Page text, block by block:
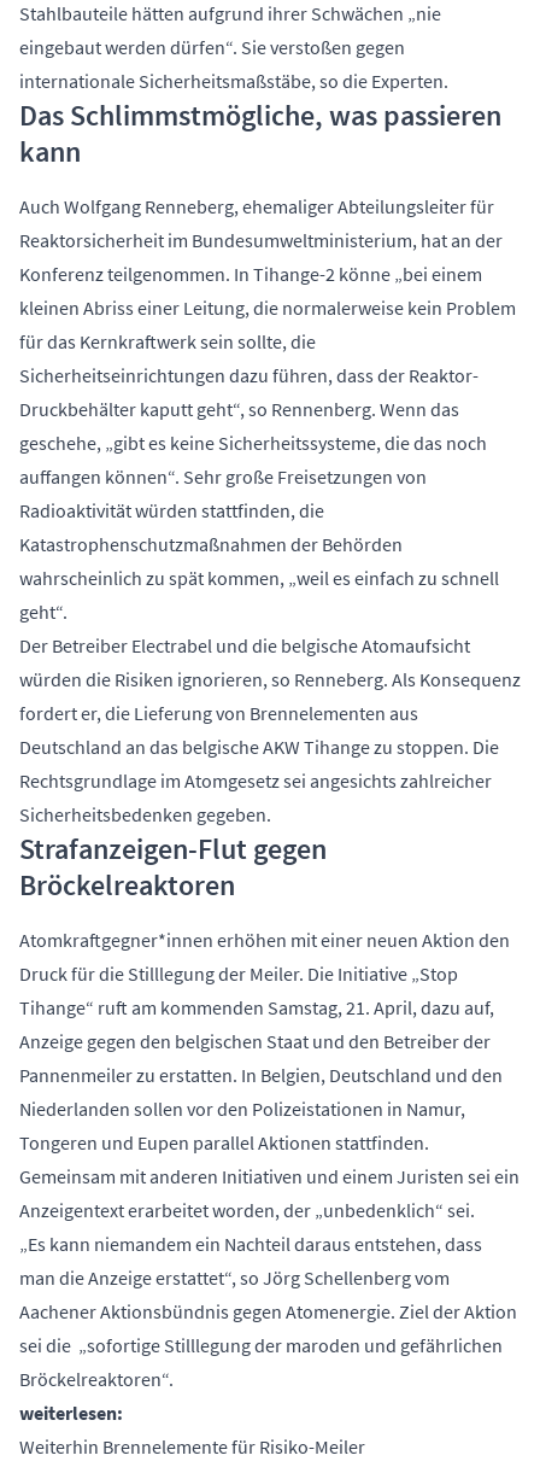
Stahlbauteile hätten aufgrund ihrer Schwächen „nie
eingebaut werden dürfen“. Sie verstoßen gegen
internationale Sicherheitsmaßstäbe, so die Experten.
Das Schlimmstmögliche, was passieren
kann
Auch Wolfgang Renneberg, ehemaliger Abteilungsleiter für
Reaktorsicherheit im Bundesumweltministerium, hat an der
Konferenz teilgenommen. In Tihange-2 könne „bei einem
kleinen Abriss einer Leitung, die normalerweise kein Problem
für das Kernkraftwerk sein sollte, die
Sicherheitseinrichtungen dazu führen, dass der Reaktor-
Druckbehälter kaputt geht“, so Rennenberg. Wenn das
geschehe, „gibt es keine Sicherheitssysteme, die das noch
auffangen können“. Sehr große Freisetzungen von
Radioaktivität würden stattfinden, die
Katastrophenschutzmaßnahmen der Behörden
wahrscheinlich zu spät kommen, „weil es einfach zu schnell
geht“.
Der Betreiber Electrabel und die belgische Atomaufsicht
würden die Risiken ignorieren, so Renneberg. Als Konsequenz
fordert er, die Lieferung von Brennelementen aus
Deutschland an das belgische AKW Tihange zu stoppen. Die
Rechtsgrundlage im Atomgesetz sei angesichts zahlreicher
Sicherheitsbedenken gegeben.
Strafanzeigen-Flut gegen
Bröckelreaktoren
Atomkraftgegner*innen erhöhen mit einer neuen Aktion den
Druck für die Stilllegung der Meiler. Die Initiative „Stop
Tihange“ ruft am kommenden Samstag, 21. April, dazu auf,
Anzeige gegen den belgischen Staat und den Betreiber der
Pannenmeiler zu erstatten. In Belgien, Deutschland und den
Niederlanden sollen vor den Polizeistationen in Namur,
Tongeren und Eupen parallel Aktionen stattfinden.
Gemeinsam mit anderen Initiativen und einem Juristen sei ein
Anzeigentext erarbeitet worden, der „unbedenklich“ sei.
„Es kann niemandem ein Nachteil daraus entstehen, dass
man die Anzeige erstattet“, so Jörg Schellenberg vom
Aachener Aktionsbündnis gegen Atomenergie. Ziel der Aktion
sei die „sofortige Stilllegung der maroden und gefährlichen
Bröckelreaktoren“.
weiterlesen:
Weiterhin Brennelemente für Risiko-Meiler